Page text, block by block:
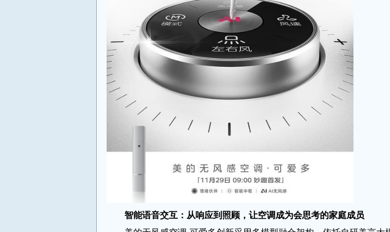
智能语音交互：从响应到照顾，让空调成为会思考的家庭成员